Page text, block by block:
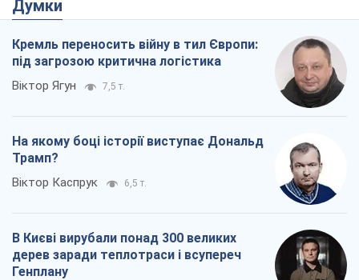
Думки
Кремль переносить війну в тил Європи:
під загрозою критична логістика
Віктор Ягун 7,5 т.
На якому боці історії виступає Дональд
Трамп?
Віктор Каспрук 6,5 т.
В Києві вирубали понад 300 великих
дерев заради теплотраси і всупереч
Генплану